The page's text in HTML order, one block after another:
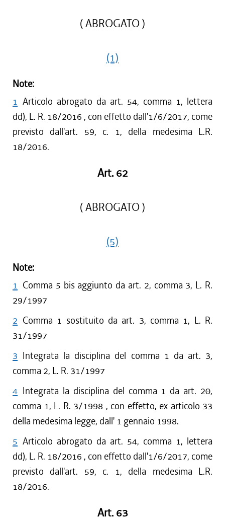
( ABROGATO )
(1)
Note:
1 Articolo abrogato da art. 54, comma 1, lettera
dd), L. R. 18/2016 , con effetto dall'1/6/2017, come
previsto dall'art. 59, c. 1, della medesima L.R.
18/2016.
Art. 62
( ABROGATO )
(5)
Note:
1 Comma 5 bis aggiunto da art. 2, comma 3, L. R.
29/1997
2 Comma 1 sostituito da art. 3, comma 1, L. R.
31/1997
3 Integrata la disciplina del comma 1 da art. 3,
comma 2, L. R. 31/1997
4 Integrata la disciplina del comma 1 da art. 20,
comma 1, L. R. 3/1998 , con effetto, ex articolo 33
della medesima legge, dall' 1 gennaio 1998.
5 Articolo abrogato da art. 54, comma 1, lettera
dd), L. R. 18/2016 , con effetto dall'1/6/2017, come
previsto dall'art. 59, c. 1, della medesima L.R.
18/2016.
Art. 63